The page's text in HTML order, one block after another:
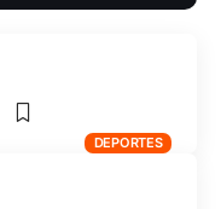
DEPORTES